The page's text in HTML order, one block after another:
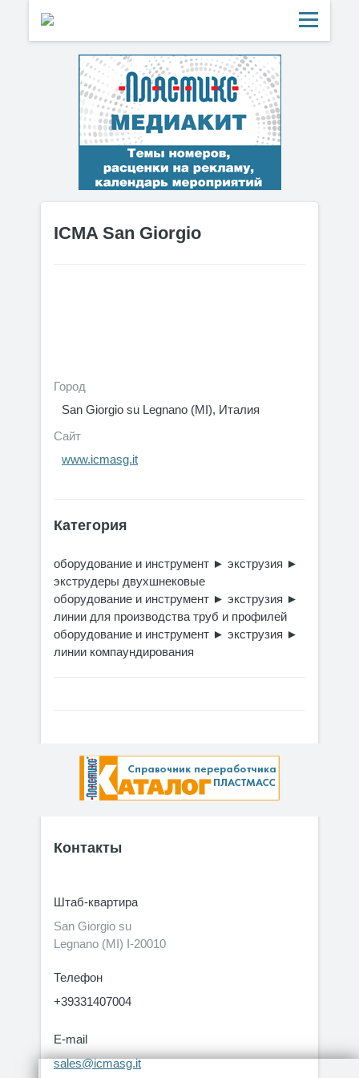
ICMA San Giorgio
Город
San Giorgio su Legnano (MI), Италия
Сайт
www.icmasg.it
Категория
оборудование и инструмент ► экструзия ►
экструдеры двухшнековые
оборудование и инструмент ► экструзия ►
линии для производства труб и профилей
оборудование и инструмент ► экструзия ►
линии компаундирования
Контакты
Штаб-квартира
San Giorgio su
Legnano (MI) I-20010
Телефон
+39331407004
E-mail
sales@icmasg.it